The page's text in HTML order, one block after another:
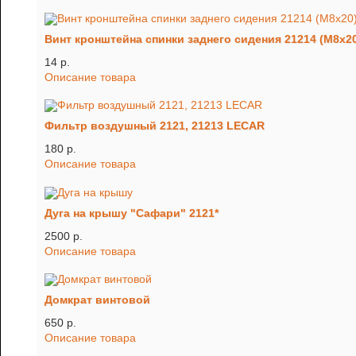
Винт кронштейна спинки заднего сидения 21214
14 p.
Описание товара
Фильтр воздушный 2121, 21213 LECAR
180 p.
Описание товара
Дуга на крышу "Сафари" 2121*
2500 p.
Описание товара
Домкрат винтовой
650 p.
Описание товара